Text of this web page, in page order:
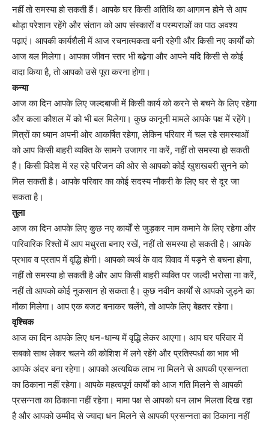
नहीं तो समस्या हो सकती हैं। आपके घर किसी अतिथि का आगमन होने से आप
थोड़ा परेशान रहेंगे और संतान को आप संस्कारों व परम्पराओं का पाठ अवश्य
पढ़ाएं। आपकी कार्यशैली में आज रचनात्मकता बनी रहेगी और किसी नए कार्यों को
आज बल मिलेगा। आपका जीवन स्तर भी बढे़गा और आपने यदि किसी से कोई
वादा किया है, तो आपको उसे पूरा करना होगा।
कन्या
आज का दिन आपके लिए जल्दबाजी में किसी कार्य को करने से बचने के लिए रहेगा
और कला कौशल में को भी बल मिलेगा। कुछ कानूनी मामले आपके पक्ष में रहेंगे।
मित्रों का ध्यान अपनी ओर आकर्षित रहेगा, लेकिन परिवार में चल रहे समस्याओं
को आप किसी बाहरी व्यक्ति के सामने उजागर ना करें, नहीं तो समस्या हो सकती
हैं। किसी विदेश में रह रहे परिजन की ओर से आपको कोई खुशखबरी सुनने को
मिल सकती है। आपके परिवार का कोई सदस्य नौकरी के लिए घर से दूर जा
सकता है।
तुला
आज का दिन आपके लिए कुछ नए कार्यों से जुड़कर नाम कमाने के लिए रहेगा और
पारिवारिक रिश्तों में आप मधुरता बनाए रखें, नहीं तो समस्या हो सकती है। आपके
प्रभाव व प्रताप में वृद्धि होगी। आपको व्यर्थ के वाद विवाद में पड़ने से बचना होगा,
नहीं तो समस्या हो सकती है और आप किसी बाहरी व्यक्ति पर जल्दी भरोसा ना करें,
नहीं तो आपको कोई नुकसान हो सकता है। कुछ नवीन कार्यों से आपको जुड़ने का
मौका मिलेगा। आप एक बजट बनाकर चलेंगे, तो आपके लिए बेहतर रहेगा।
वृश्चिक
आज का दिन आपके लिए धन-धान्य में वृद्धि लेकर आएगा। आप घर परिवार में
सबको साथ लेकर चलने की कोशिश में लगे रहेंगे और प्रतिस्पर्धा का भाव भी
आपके अंदर बना रहेगा। आपको अत्यधिक लाभ ना मिलने से आपकी प्रसन्नता
का ठिकाना नहीं रहेगा। आपके महत्वपूर्ण कार्यों को आज गति मिलने से आपकी
प्रसन्नता का ठिकाना नहीं रहेगा। मामा पक्ष से आपको धन लाभ मिलता दिख रहा
है और आपको उम्मीद से ज्यादा धन मिलने से आपकी प्रसन्नता का ठिकाना नहीं